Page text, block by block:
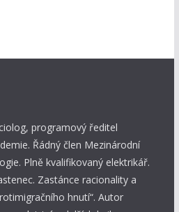
programový ředitel
Řádný člen Mezinárodní
Plně kvalifikovaný elektrikář.
Zastánce racionality a
hnutí“. Autor